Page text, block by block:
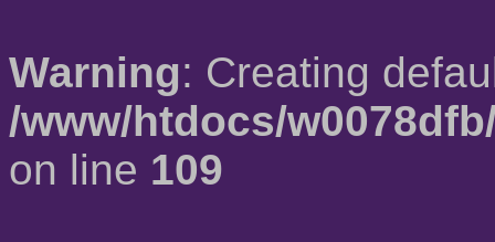
Warning: Creating
/www/htdocs/
on line 109